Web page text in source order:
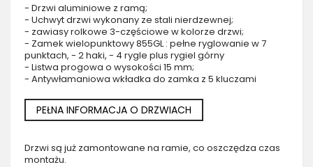
- Drzwi aluminiowe z ramą;
- Uchwyt drzwi wykonany ze stali nierdzewnej;
- zawiasy rolkowe 3-częściowe w kolorze drzwi;
- Zamek wielopunktowy 855GL : pełne ryglowanie w 7
punktach, - 2 haki, - 4 rygle plus rygiel górny
- Listwa progowa o wysokości 15 mm;
- Antywłamaniowa wkładka do zamka z 5 kluczami
PEŁNA INFORMACJA O DRZWIACH
Drzwi są już zamontowane na ramie, co oszczędza czas
montażu.